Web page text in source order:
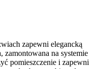
zapewni elegancką
zamontowana na systemie
pomieszczenie i zapewni